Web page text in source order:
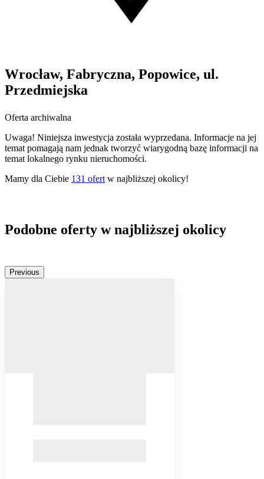
Wrocław, Fabryczna, Popowice, ul.
Przedmiejska
Oferta archiwalna
Uwaga! Niniejsza inwestycja została wyprzedana. Informacje na jej
temat pomagają nam jednak tworzyć wiarygodną bazę informacji na
temat lokalnego rynku nieruchomości.
Mamy dla Ciebie 131 ofert w najbliższej okolicy!
Podobne oferty w najbliższej okolicy
Previous